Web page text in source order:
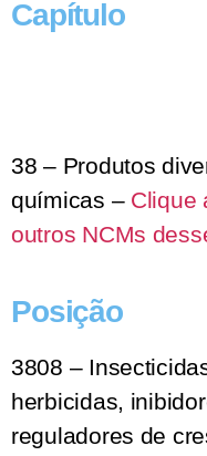
Capítulo
38 – Produtos
químicas – Clique
outros NCMs
Posição
3808 –
herbicidas,
reguladores de